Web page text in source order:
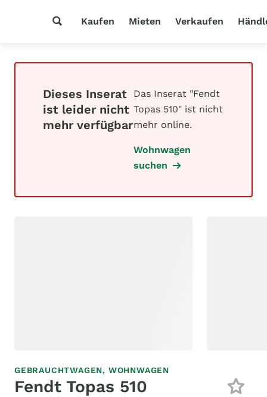
Kaufen Mieten Verkaufen
Dieses Inserat
ist leider nicht
mehr verfügbar
Das Inserat "Fendt
Topas 510" ist nicht
mehr online.
Wohnwagen
suchen
GEBRAUCHTWAGEN, WOHNWAGEN
Fendt Topas 510